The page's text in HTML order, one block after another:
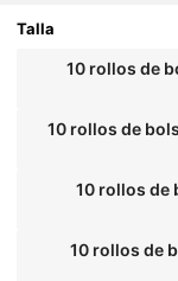
Talla
10 rollos de
10 rollos de
10 rollos de
10 rollos de